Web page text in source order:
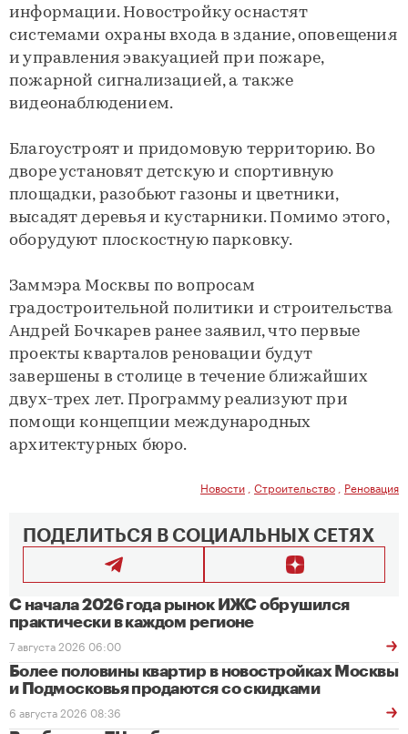
информации. Новостройку оснастят
системами охраны входа в здание, оповещения
и управления эвакуацией при пожаре,
пожарной сигнализацией, а также
видеонаблюдением.
Благоустроят и придомовую территорию. Во
дворе установят детскую и спортивную
площадки, разобьют газоны и цветники,
высадят деревья и кустарники. Помимо этого,
оборудуют плоскостную парковку.
Заммэра Москвы по вопросам
градостроительной политики и строительства
Андрей Бочкарев ранее заявил, что первые
проекты кварталов реновации будут
завершены в столице в течение ближайших
двух-трех лет. Программу реализуют при
помощи концепции международных
архитектурных бюро.
Новости Строительство Реновация
ПОДЕЛИТЬСЯ В СОЦИАЛЬНЫХ СЕТЯХ
С начала 2026 года рынок ИЖС обрушился
практически в каждом регионе
7 августа 2026 06:00
Более половины квартир в новостройках Москвы
и Подмосковья продаются со скидками
6 августа 2026 08:36